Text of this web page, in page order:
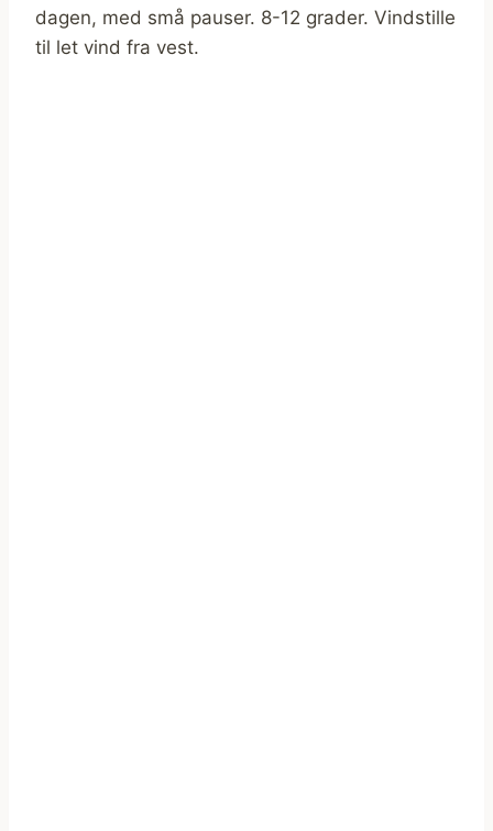
dagen, med små pauser. 8-12 grader. Vindstille
til let vind fra vest.